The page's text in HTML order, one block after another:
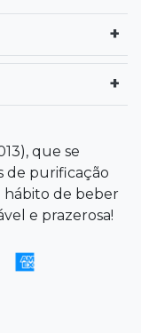
que se
de purificação
hábito de beber
e prazerosa!